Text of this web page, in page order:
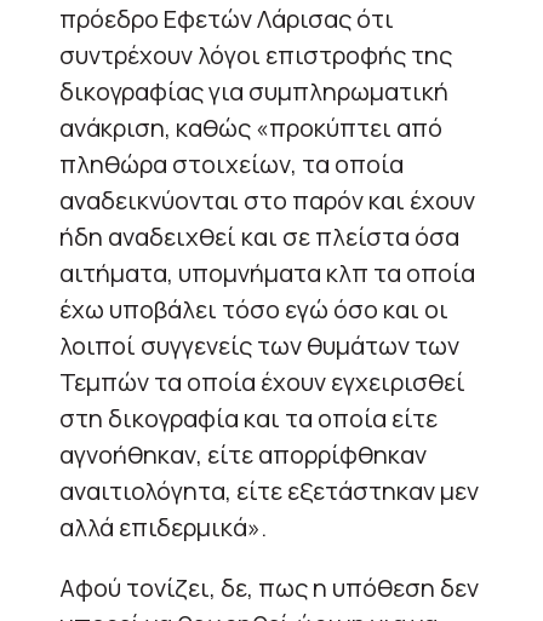
πρόεδρο Εφετών Λάρισας ότι
συντρέχουν λόγοι επιστροφής της
δικογραφίας για συμπληρωματική
ανάκριση, καθώς «προκύπτει από
πληθώρα στοιχείων, τα οποία
αναδεικνύονται στο παρόν και έχουν
ήδη αναδειχθεί και σε πλείστα όσα
αιτήματα, υπομνήματα κλπ τα οποία
έχω υποβάλει τόσο εγώ όσο και οι
λοιποί συγγενείς των θυμάτων των
Τεμπών τα οποία έχουν εγχειρισθεί
στη δικογραφία και τα οποία είτε
αγνοήθηκαν, είτε απορρίφθηκαν
αναιτιολόγητα, είτε εξετάστηκαν μεν
αλλά επιδερμικά».
Αφού τονίζει, δε, πως η υπόθεση δεν